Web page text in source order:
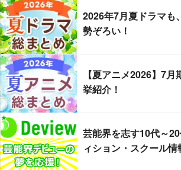
2026年7月夏ドラマも
勢ぞろい！
【夏アニメ2026】7
挙紹介！
芸能界を志す10代～
ィション・スクール